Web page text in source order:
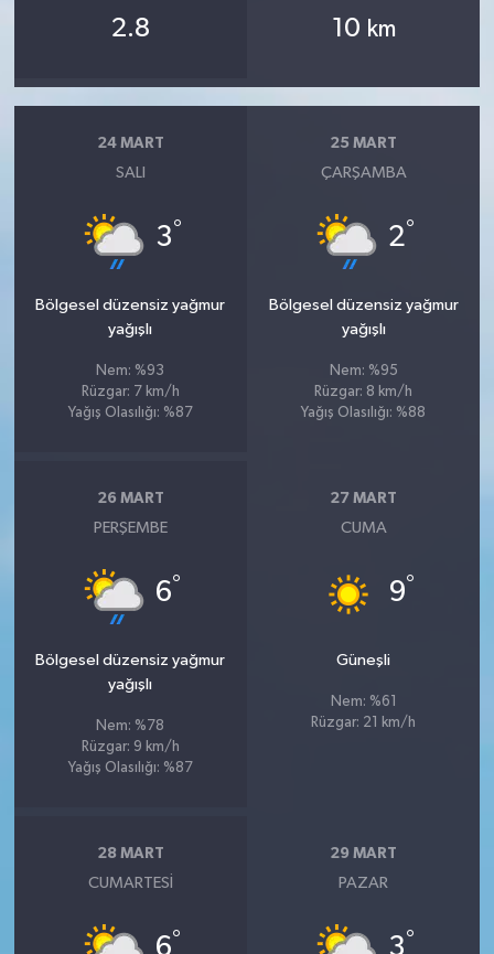
2.8 10 km
24 MART
SALI
3°
Bölgesel düzensiz yağmur
yağışlı
Nem: %93
Rüzgar: 7 km/h
Yağış Olasılığı: %87
25 MART
ÇARŞAMBA
2°
Bölgesel düzensiz yağmur
yağışlı
Nem: %95
Rüzgar: 8 km/h
Yağış Olasılığı: %88
26 MART
PERŞEMBE
6°
Bölgesel düzensiz yağmur
yağışlı
Nem: %78
Rüzgar: 9 km/h
Yağış Olasılığı: %87
27 MART
CUMA
9°
Güneşli
Nem: %61
Rüzgar: 21 km/h
28 MART
CUMARTESI
°
29 MART
PAZAR
°